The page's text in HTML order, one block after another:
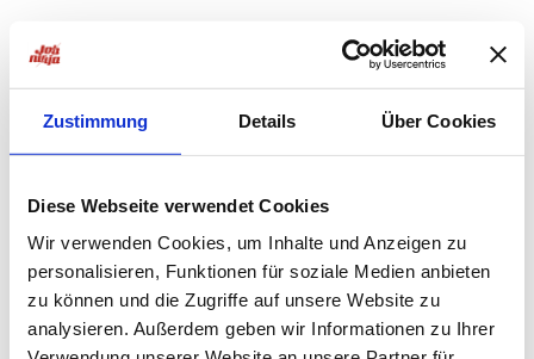
Zustimmung Details Über Cookies
Diese Webseite verwendet Cookies
Wir verwenden Cookies, um Inhalte und Anzeigen zu
personalisieren, Funktionen für soziale Medien anbieten
zu können und die Zugriffe auf unsere Website zu
analysieren. Außerdem geben wir Informationen zu Ihrer